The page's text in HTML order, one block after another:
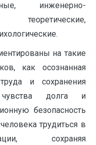
инженерно-
теоретические,
на такие
как осознанная
и сохранения
чувства долга и
безопасность
трудиться в
сохраняя